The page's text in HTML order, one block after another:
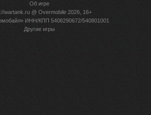
Об игре
wartank.ru@ Overmobile 2026, 16+
ИНН/КПП 5408290672/540801001
Другие игры